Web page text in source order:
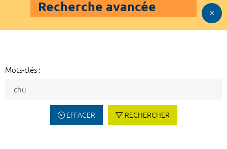
Recherche avancée
Mots-clés :
EFFACER RECHERCHER